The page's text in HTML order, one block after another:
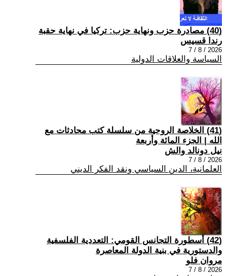
(40) مصادرة حزب ونهاية حزب: تركيا في نهاية حقبة
رندا قسيس
2026 / 8 / 7
السياسة والعلاقات الدولية
(41) الخلاصة الروحية من سلسلة كتب محادثات مع
الله | الجزء المائة وأربعة
نيل دونالد والش
2026 / 8 / 7
العلمانية، الدين السياسي ونقد الفكر الديني
(42) أسطورة التجانس القومي: التعددية الفلسفية
والدستورية في بنية الدولة المعاصرة
مروان فلو
2026 / 8 / 7